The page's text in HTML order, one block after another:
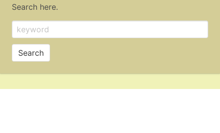
Search here.